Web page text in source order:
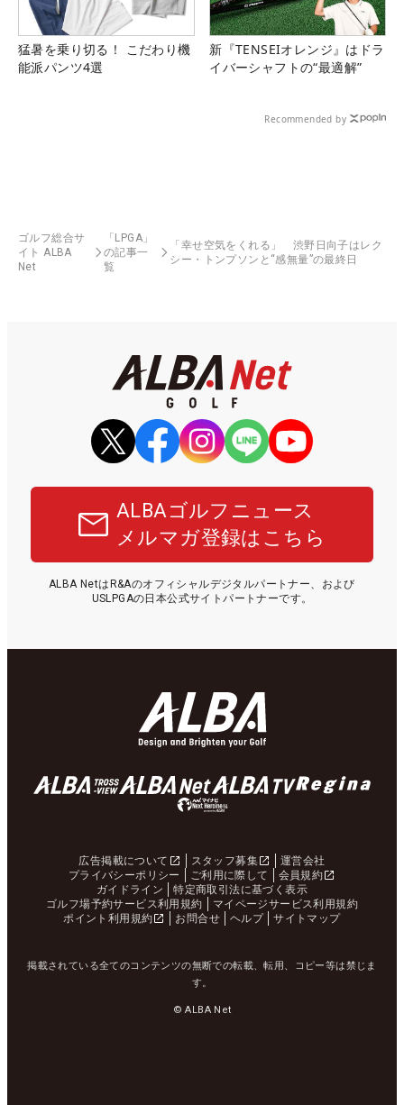
猛暑を乗り切る！ こだわり機
能派パンツ4選
新『TENSEIオレンジ』はドラ
イバーシャフトの“最適解”
Recommended by
ゴルフ総合サ
イト ALBA
Net
「LPGA」
の記事一
覧
「幸せ空気をくれる」 渋野日向子はレク
シー・トンプソンと“感無量”の最終日
ALBAゴルフニュース
メルマガ登録はこちら
ALBA NetはR&Aのオフィシャルデジタルパートナー、および
USLPGAの日本公式サイトパートナーです。
広告掲載について スタッフ募集
運営会社
プライバシーポリシー
ご利用に際して
会員規約
ガイドライン
特定商取引法に基づく表示
ゴルフ場予約サービス利用規約
マイページサービス利用規約
ポイント利用規約
お問合せ ヘルプ サイトマップ
掲載されている全てのコンテンツの無断での転載、転用、コピー等は禁じま
す。
© ALBA Net